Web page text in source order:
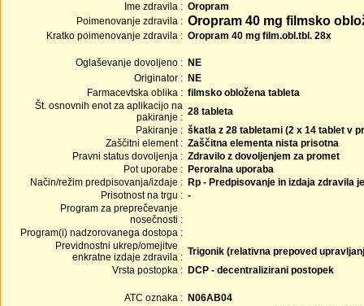
Ime zdravila : Oropram
Poimenovanje zdravila : Oropram 40 mg filmsko
Kratko poimenovanje zdravila : Oropram 40 mg film.obl.tbl. 28x
Oglaševanje dovoljeno : NE
Originator : NE
Farmacevtska oblika : filmsko obložena tableta
Št. osnovnih enot za aplikacijo na
pakiranje : 28 tableta
Pakiranje : škatla z 28 tabletami (2 x 14 tablet v
Zaščitni element : Zaščitna elementa nista prisotna
Pravni status dovoljenja : Zdravilo z dovoljenjem za promet
Pot uporabe : Peroralna uporaba
Način/režim predpisovanja/izdaje : Rp - Predpisovanje in izdaja zdravila
Prisotnost na trgu : -
Program za preprečevanje
nosečnosti :
Program(i) nadzorovanega dostopa :
Previdnostni ukrep/omejitve
enkratne izdaje zdravila : Trigonik (relativna prepoved
Vrsta postopka : DCP - decentralizirani postopek
ATC oznaka : N06AB04